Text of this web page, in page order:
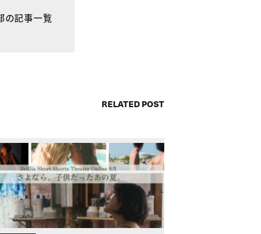
の記事一覧
RELATED POST